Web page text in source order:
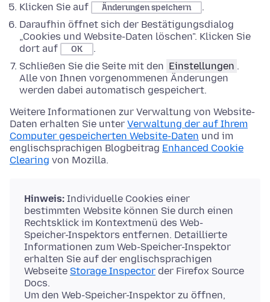
Klicken Sie auf
Änderungen speichern
.
Daraufhin öffnet sich der Bestätigungsdialog
„Cookies und Website-Daten löschen". Klicken Sie
dort auf
OK
.
Schließen Sie die Seite mit den Einstellungen .
Alle von Ihnen vorgenommenen Änderungen
werden dabei automatisch gespeichert.
Weitere Informationen zur Verwaltung von Website-
Daten erhalten Sie unter Verwaltung der auf Ihrem
Computer gespeicherten Website-Daten und im
englischsprachigen Blogbeitrag Enhanced Cookie
Clearing von Mozilla.
Hinweis: Individuelle Cookies einer
bestimmten Website können Sie durch einen
Rechtsklick im Kontextmenü des Web-
Speicher-Inspektors entfernen. Detaillierte
Informationen zum Web-Speicher-Inspektor
erhalten Sie auf der englischsprachigen
Webseite Storage Inspector der Firefox Source
Docs.
Um den Web-Speicher-Inspektor zu öffnen,